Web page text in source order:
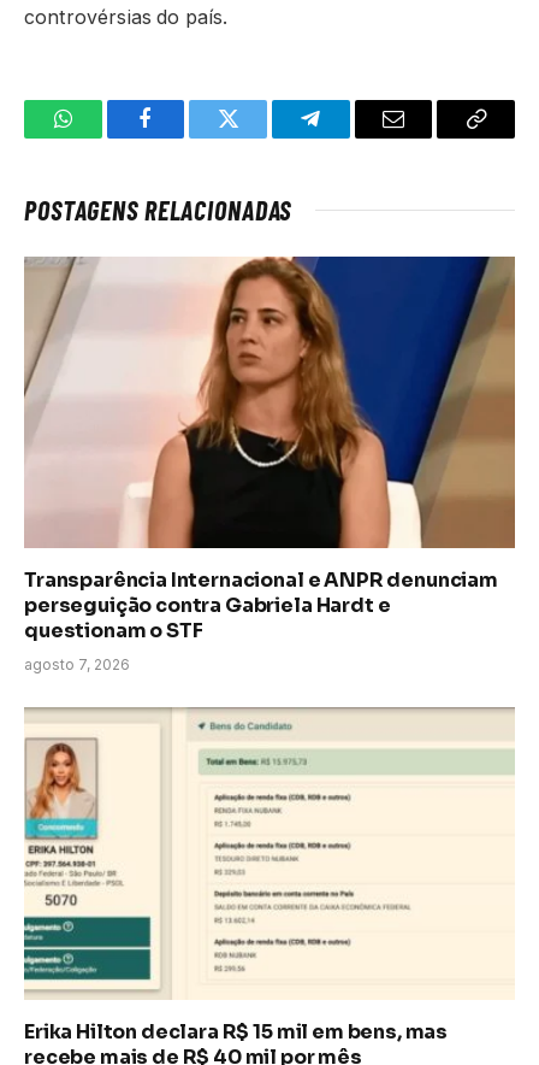
controvérsias do país.
WhatsAppFacebookTwitter TelegramaE-
Copiar
POSTAGENS RELACIONADAS
Transparência Internacional e ANPR denunciam
perseguição contra Gabriela Hardt e
questionam o STF
agosto 7, 2026
Erika Hilton declara R$ 15 mil em bens, mas
recebe mais de R$ 40 mil por mês